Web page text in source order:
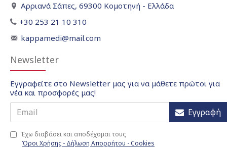
Αρριανά Σάπες, 69300 Κομοτηνή - Ελλάδα
+30 253 21 10 310
kappamedi@mail.com
Newsletter
Εγγραφείτε στο Newsletter μας για να μάθετε πρώτοι για
νέα και προσφορές μας!
Εγγραφή
Έχω διαβάσει και αποδέχομαι τους
Όροι Χρήσης - Δήλωση Απορρήτου - Cookies